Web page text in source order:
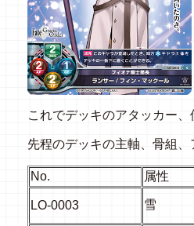
これでデッキのアタッカー
先程のデッキの主軸、骨組
No. 属性
LO-0003 雪